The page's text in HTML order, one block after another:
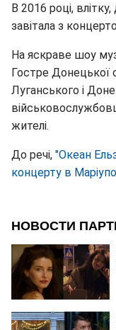
В 2016 році,
завітала з
На яскраве шоу
Гостре Донецької
Луганського і
жителі.
До речі, "Океан
концерту в